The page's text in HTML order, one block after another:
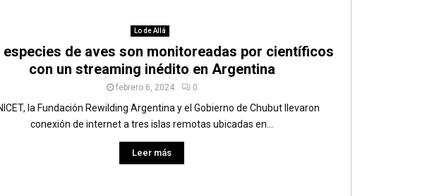
Lo de Allá
especies de aves son monitoreadas por científicos
con un streaming inédito en Argentina
febrero 6, 2024 0
la Fundación Rewilding Argentina y el Gobierno de Chubut llevaron
conexión de internet a tres islas remotas ubicadas en...
Leer más